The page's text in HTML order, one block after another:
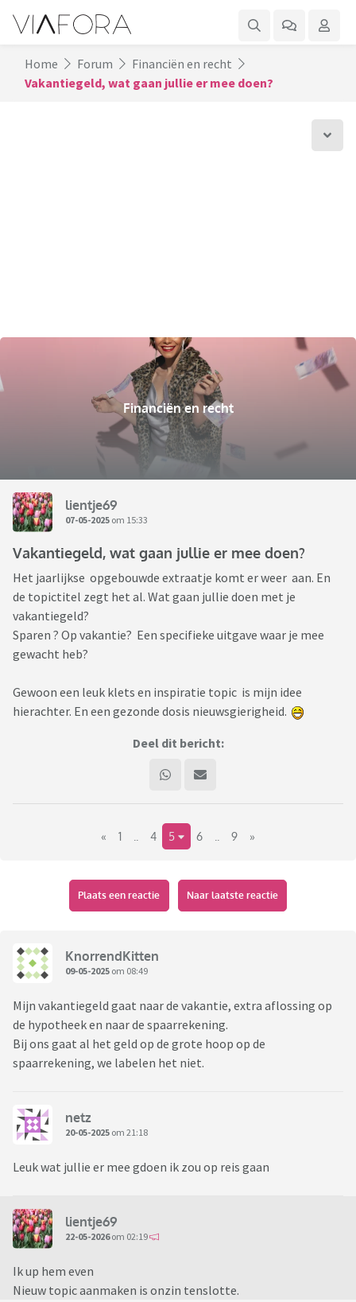
Home Forum
Financiën en recht
Vakantiegeld, wat gaan jullie er mee doen?
Financiën en recht
lientje69
07-05-2025 om 15:33
Vakantiegeld, wat gaan jullie er mee doen?
Het jaarlijkse opgebouwde extraatje komt er weer aan. En
de topictitel zegt het al. Wat gaan jullie doen met je
vakantiegeld?
Sparen ? Op vakantie? Een specifieke uitgave waar je mee
gewacht heb?
Gewoon een leuk klets en inspiratie topic is mijn idee
hierachter. En een gezonde dosis nieuwsgierigheid.
Deel dit bericht:
« 1 4 5 6 9 »
Plaats een reactie Naar laatste reactie
KnorrendKitten
09-05-2025 om 08:49
Mijn vakantiegeld gaat naar de vakantie, extra aflossing op
de hypotheek en naar de spaarrekening.
Bij ons gaat al het geld op de grote hoop op de
spaarrekening, we labelen het niet.
netz
20-05-2025 om 21:18
Leuk wat jullie er mee gdoen ik zou op reis gaan
lientje69
22-05-2026om 02:19
Ik up hem even
Nieuw topic aanmaken is onzin tenslotte.